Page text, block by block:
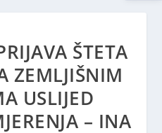
ŠTETA
ZEMLJIŠNIM
USLIJED
– INA